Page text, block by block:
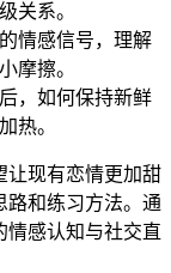
关系。
情感信号，理解
摩擦。
，如何保持新鲜
热。
让现有恋情更加甜
路和练习方法。通
感认知与社交直